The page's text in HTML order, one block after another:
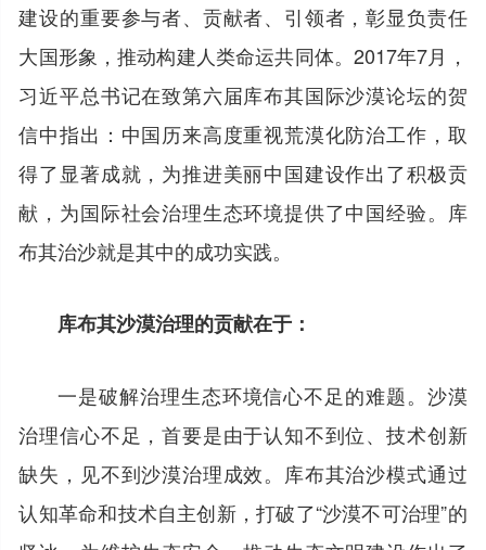
建设的重要参与者、贡献者、引领者，彰显负责任
大国形象，推动构建人类命运共同体。2017年7月，
习近平总书记在致第六届库布其国际沙漠论坛的贺
信中指出：中国历来高度重视荒漠化防治工作，取
得了显著成就，为推进美丽中国建设作出了积极贡
献，为国际社会治理生态环境提供了中国经验。库
布其治沙就是其中的成功实践。
库布其沙漠治理的贡献在于：
一是破解治理生态环境信心不足的难题。沙漠
治理信心不足，首要是由于认知不到位、技术创新
缺失，见不到沙漠治理成效。库布其治沙模式通过
认知革命和技术自主创新，打破了“沙漠不可治理”的